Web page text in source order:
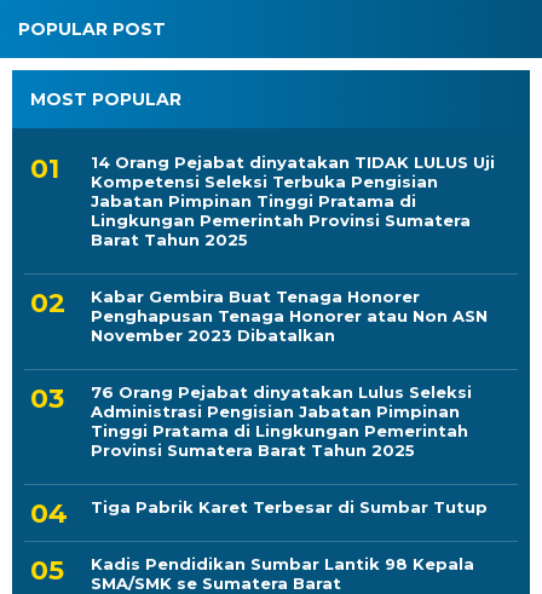
POPULAR POST
MOST POPULAR
14 Orang Pejabat dinyatakan TIDAK LULUS Uji
Kompetensi Seleksi Terbuka Pengisian
Jabatan Pimpinan Tinggi Pratama di
Lingkungan Pemerintah Provinsi Sumatera
Barat Tahun 2025
Kabar Gembira Buat Tenaga Honorer
Penghapusan Tenaga Honorer atau Non ASN
November 2023 Dibatalkan
76 Orang Pejabat dinyatakan Lulus Seleksi
Administrasi Pengisian Jabatan Pimpinan
Tinggi Pratama di Lingkungan Pemerintah
Provinsi Sumatera Barat Tahun 2025
Tiga Pabrik Karet Terbesar di Sumbar Tutup
Kadis Pendidikan Sumbar Lantik 98 Kepala
SMA/SMK se Sumatera Barat